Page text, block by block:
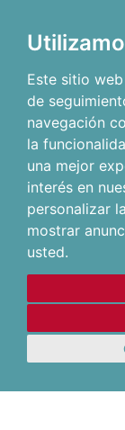
Este sitio
de
navegación
la
una mejor
interés en
personalizar
mostrar
usted.